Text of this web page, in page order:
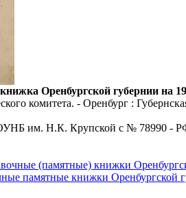
Оренбургской губернии на
комитета. - Оренбург :
им. Н.К. Крупской с № 78990 -
(памятные) книжки
памятные книжки Оренбургской